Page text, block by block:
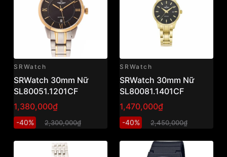
SRWatch
SRWatch 30mm Nữ
SL80051.1201CF
1,380,000₫
-40% 2,300,000₫
SRWatch
SRWatch 30mm Nữ
SL80081.1401CF
1,470,000₫
-40% 2,450,000₫